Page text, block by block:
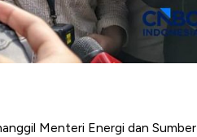
Menteri Energi dan Sumber